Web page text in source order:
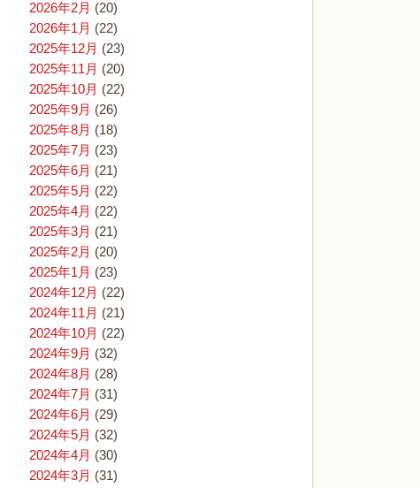
2026年2月 (20)
2026年1月 (22)
2025年12月 (23)
2025年11月 (20)
2025年10月 (22)
2025年9月 (26)
2025年8月 (18)
2025年7月 (23)
2025年6月 (21)
2025年5月 (22)
2025年4月 (22)
2025年3月 (21)
2025年2月 (20)
2025年1月 (23)
2024年12月 (22)
2024年11月 (21)
2024年10月 (22)
2024年9月 (32)
2024年8月 (28)
2024年7月 (31)
2024年6月 (29)
2024年5月 (32)
2024年4月 (30)
2024年3月 (31)